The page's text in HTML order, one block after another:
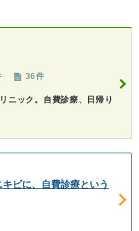
36件
ニック。自費診療、日帰り
ビに、自費診療という